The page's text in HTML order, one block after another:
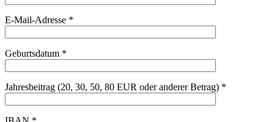
E-Mail-Adresse *
Geburtsdatum *
Jahresbeitrag (20, 30, 50, 80 EUR oder anderer Betrag) *